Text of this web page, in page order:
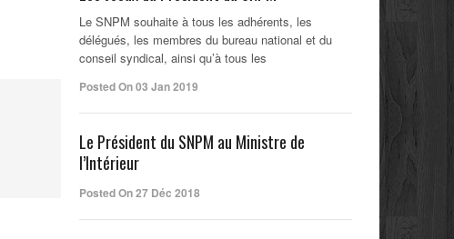
Le SNPM souhaite à tous les adhérents, les
délégués, les membres du bureau national et du
conseil syndical, ainsi qu’à tous les
Posted On 03 Jan 2019
Le Président du SNPM au Ministre de
l’Intérieur
Posted On 27 Déc 2018